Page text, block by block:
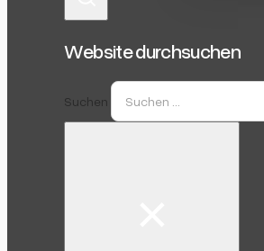
Website durchsuchen
Suchen